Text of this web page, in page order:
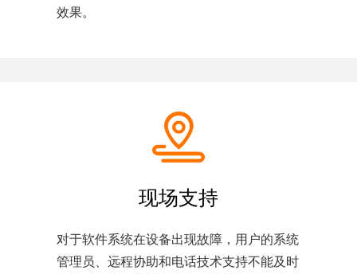
效果。
现场支持
对于软件系统在设备出现故障，用户的系统
管理员、远程协助和电话技术支持不能及时